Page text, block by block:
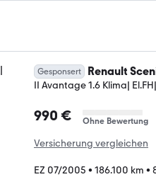
Gesponsert Renault
II Avantage 1.6 Klima|
990 € Ohne Bewertung
Versicherung vergleichen
EZ 07/2005 • 186.100 km •